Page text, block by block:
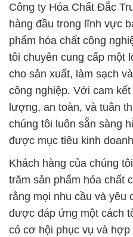
Công ty Hóa Chất Đắc
hàng đầu trong lĩnh vực
phẩm hóa chất công
tôi chuyên cung cấp một
cho sản xuất, làm sạch
công nghiệp. Với cam
lượng, an toàn, và tuân
chúng tôi luôn sẵn sàng
được mục tiêu kinh
Khách hàng của chúng
trăm sản phẩm hóa chất
rằng mọi nhu cầu và yêu
được đáp ứng một cách
có cơ hội phục vụ và